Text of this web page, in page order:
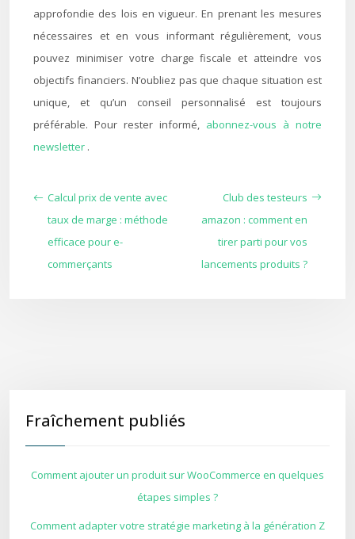
approfondie des lois en vigueur. En prenant les mesures
nécessaires et en vous informant régulièrement, vous
pouvez minimiser votre charge fiscale et atteindre vos
objectifs financiers. N’oubliez pas que chaque situation est
unique, et qu’un conseil personnalisé est toujours
préférable. Pour rester informé, abonnez-vous à notre
newsletter .
Calcul prix de vente avec
taux de marge : méthode
efficace pour e-
commerçants
Club des testeurs
amazon : comment en
tirer parti pour vos
lancements produits ?
Fraîchement publiés
Comment ajouter un produit sur WooCommerce en quelques
étapes simples ?
Comment adapter votre stratégie marketing à la génération Z